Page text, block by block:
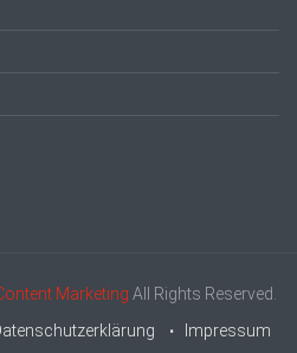
Marketing All Rights Reserved.
Impressum